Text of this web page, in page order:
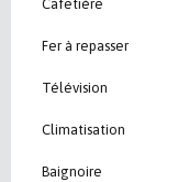
Cafetière
Fer à repasser
Télévision
Climatisation
Baignoire